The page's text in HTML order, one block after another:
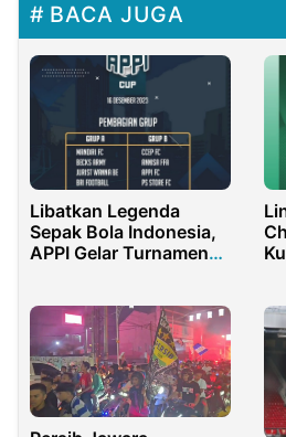
BACA JUGA
Libatkan Legenda
Sepak Bola Indonesia,
APPI Gelar Turnamen